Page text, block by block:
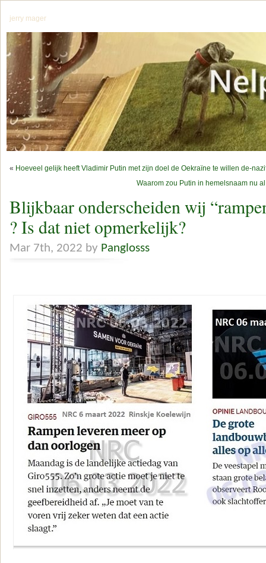
jerry mager
« Hoeveel gelijk heeft Vladimir Putin met zijn doel de Oekraïne te willen de-
Waarom zou Putin in hemelsnaam nu
Blijkbaar onderscheiden wij
? Is dat niet opmerkelijk?
Mar 7th, 2022 by Panglosss